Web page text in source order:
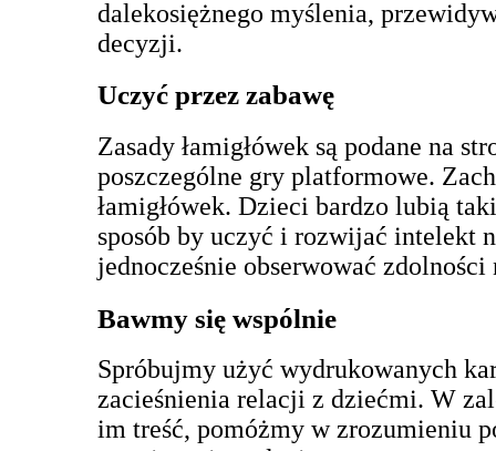
dalekosiężnego myślenia,
decyzji.
Uczyć przez zabawę
Zasady łamigłówek są podane na
poszczególne gry platformowe.
łamigłówek. Dzieci bardzo lubią
sposób by uczyć i rozwijać intelekt
jednocześnie obserwować zdolności
Bawmy się wspólnie
Spróbujmy użyć wydrukowanych
zacieśnienia relacji z dziećmi. W
im treść, pomóżmy w zrozumieniu